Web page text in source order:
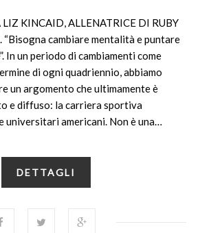
LIZ KINCAID, ALLENATRICE DI RUBY
“Bisogna cambiare mentalità e puntare
In un periodo di cambiamenti come
di ogni quadriennio, abbiamo
un argomento che ultimamente è
e diffuso: la carriera sportiva
universitari americani. Non è una…
DETTAGLI